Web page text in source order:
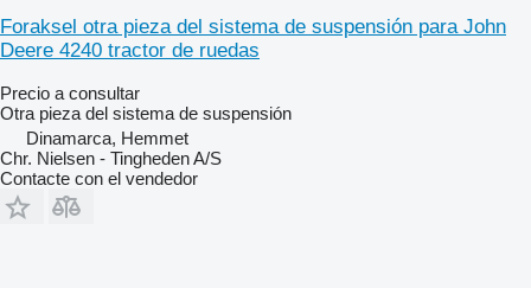
Foraksel otra pieza del sistema de suspensión para John
Deere 4240 tractor de ruedas
Precio a consultar
Otra pieza del sistema de suspensión
Dinamarca, Hemmet
Chr. Nielsen - Tingheden A/S
Contacte con el vendedor